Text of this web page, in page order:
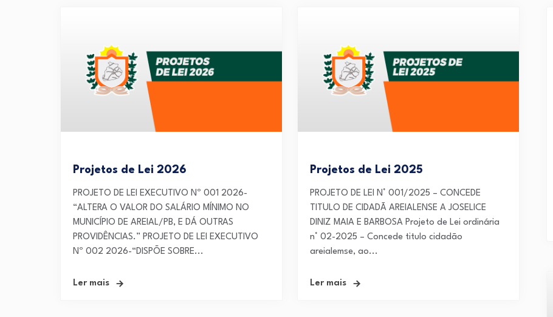
Projetos de Lei 2026
PROJETO DE LEI EXECUTIVO Nº 001 2026-
“ALTERA O VALOR DO SALÁRIO MÍNIMO NO
MUNICÍPIO DE AREIAL/PB, E DÁ OUTRAS
PROVIDÊNCIAS.” PROJETO DE LEI EXECUTIVO
Nº 002 2026-“DISPÕE SOBRE...
Ler mais
Projetos de Lei 2025
PROJETO DE LEI N° 001/2025 – CONCEDE
TITULO DE CIDADÃ AREIALENSE A JOSELICE
DINIZ MAIA E BARBOSA Projeto de Lei ordinária
n° 02-2025 – Concede titulo cidadão
areialemse, ao...
Ler mais